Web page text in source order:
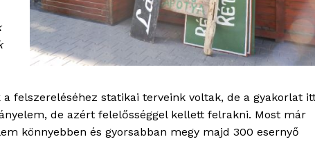
felszereléséhez statikai terveink voltak, de a gyakorlat
de azért felelősséggel kellett felrakni. Most már
könnyebben és gyorsabban megy majd 300 esernyő